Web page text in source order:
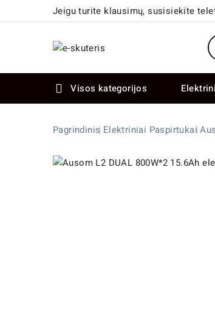
Jeigu turite klausimų, susisiekite
 Visos kategorijos
Pagrindinis Elektriniai Paspirtukai